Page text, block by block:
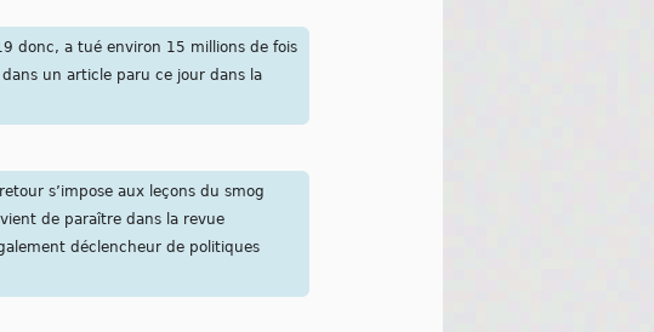
donc, a tué environ 15 millions de fois
dans un article paru ce jour dans la
s’impose aux leçons du smog
de paraître dans la revue
déclencheur de politiques